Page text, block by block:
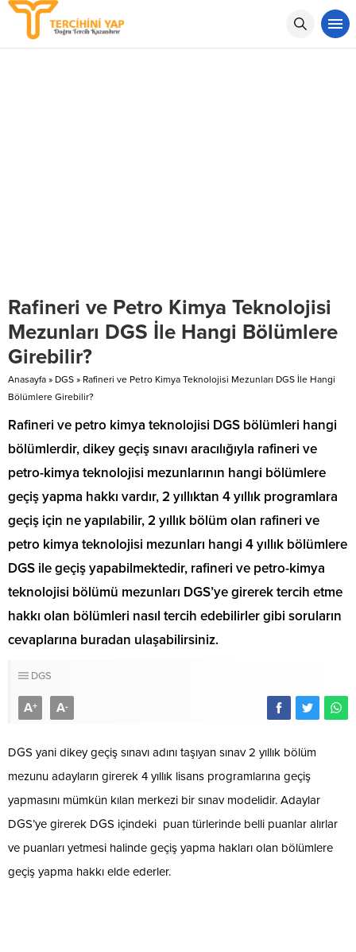
Rafineri ve Petro Kimya Teknolojisi
Mezunları DGS İle Hangi Bölümlere
Girebilir?
Anasayfa » DGS » Rafineri ve Petro Kimya Teknolojisi Mezunları DGS İle Hangi
Bölümlere Girebilir?
​​​​​​​Rafineri ve petro kimya teknolojisi DGS bölümleri hangi
bölümlerdir, dikey geçiş sınavı aracılığıyla rafineri ve
petro-kimya teknolojisi mezunlarının hangi bölümlere
geçiş yapma hakkı vardır, 2 yıllıktan 4 yıllık programlara
geçiş için ne yapılabilir, 2 yıllık bölüm olan rafineri ve
petro kimya teknolojisi mezunları hangi 4 yıllık bölümlere
DGS ile geçiş yapabilmektedir, rafineri ve petro-kimya
teknolojisi bölümü mezunları DGS’ye girerek tercih etme
hakkı olan bölümleri nasıl tercih edebilirler gibi soruların
cevaplarına buradan ulaşabilirsiniz.
DGS
A+ A-
DGS yani dikey geçiş sınavı adını taşıyan sınav 2 yıllık bölüm
mezunu adayların girerek 4 yıllık lisans programlarına geçiş
yapmasını mümkün kılan merkezi bir sınav modelidir. Adaylar
DGS’ye girerek DGS içindeki puan türlerinde belli puanlar alırlar
ve puanları yetmesi halinde geçiş yapma hakları olan bölümlere
geçiş yapma hakkı elde ederler.